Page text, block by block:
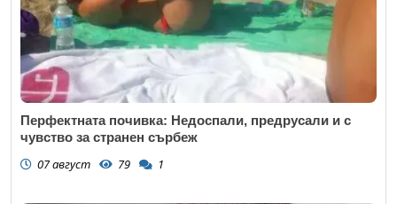
Перфектната почивка: Недоспали, предрусали и с
чувство за странен сърбеж
07 август 79 1